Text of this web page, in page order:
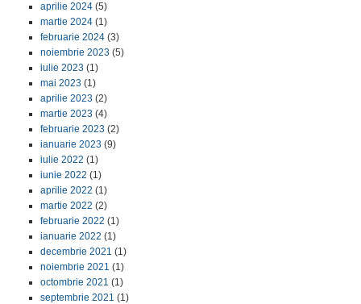
aprilie 2024 (5)
martie 2024 (1)
februarie 2024 (3)
noiembrie 2023 (5)
iulie 2023 (1)
mai 2023 (1)
aprilie 2023 (2)
martie 2023 (4)
februarie 2023 (2)
ianuarie 2023 (9)
iulie 2022 (1)
iunie 2022 (1)
aprilie 2022 (1)
martie 2022 (2)
februarie 2022 (1)
ianuarie 2022 (1)
decembrie 2021 (1)
noiembrie 2021 (1)
octombrie 2021 (1)
septembrie 2021 (1)